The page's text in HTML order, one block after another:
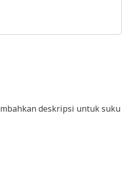
deskripsi untuk suku